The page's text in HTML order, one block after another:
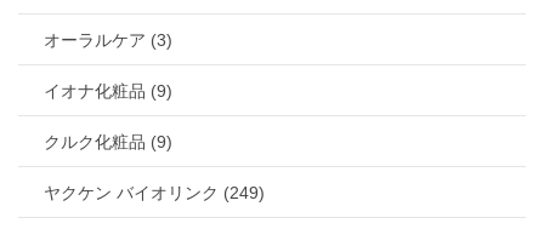
オーラルケア (3)
イオナ化粧品 (9)
クルク化粧品 (9)
ヤクケン バイオリンク (249)